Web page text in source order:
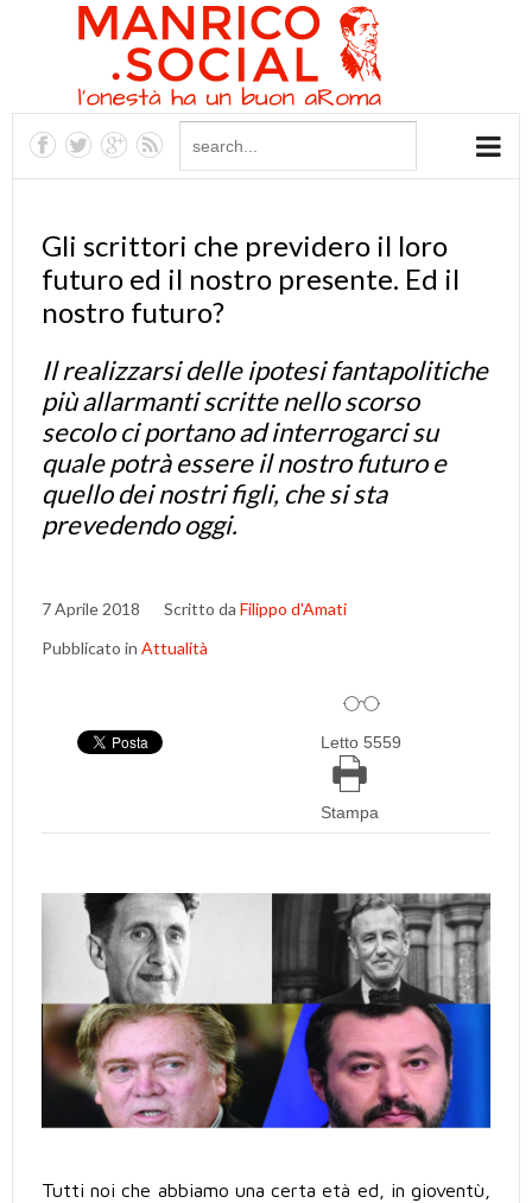
Gli scrittori che previdero il loro
futuro ed il nostro presente. Ed il
nostro futuro?
Il realizzarsi delle ipotesi fantapolitiche
più allarmanti scritte nello scorso
secolo ci portano ad interrogarci su
quale potrà essere il nostro futuro e
quello dei nostri figli, che si sta
prevedendo oggi.
7 Aprile 2018 Scritto da Filippo d'Amati
Pubblicato in Attualità
Letto 5559
Stampa
Tutti noi che abbiamo una certa età ed, in gioventù,